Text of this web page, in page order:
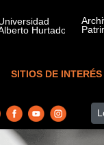
SITIOS DE INTERÉS